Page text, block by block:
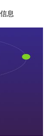
息